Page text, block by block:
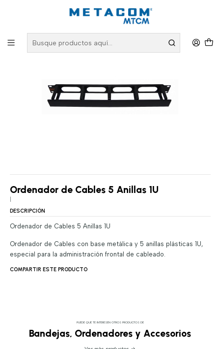
PRODUCTOS
Conectividad Organizada
Bandejas, Ordenadores y Accesorios
Ordenador de Cables 5 Anillas 1U
Ordenador de Cables 5 Anillas 1U
DESCRIPCIÓN
Ordenador de Cables 5 Anillas 1U
Ordenador de Cables con base metálica y 5 anillas plásticas 1U,
especial para la administración frontal de cableado.
COMPARTIR ESTE PRODUCTO
PUEDE QUE TE INTERESEN OTROS PRODUCTOS DE
Bandejas, Ordenadores y Accesorios